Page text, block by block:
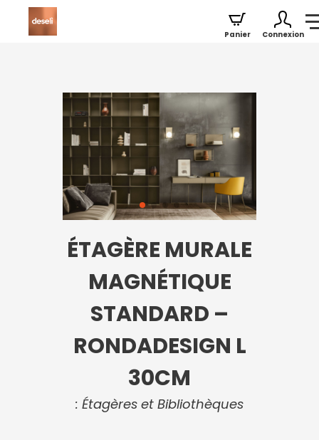
Connexion
Panier
ÉTAGÈRE MURALE
MAGNÉTIQUE
STANDARD –
RONDADESIGN L
30CM
: Étagères et Bibliothèques